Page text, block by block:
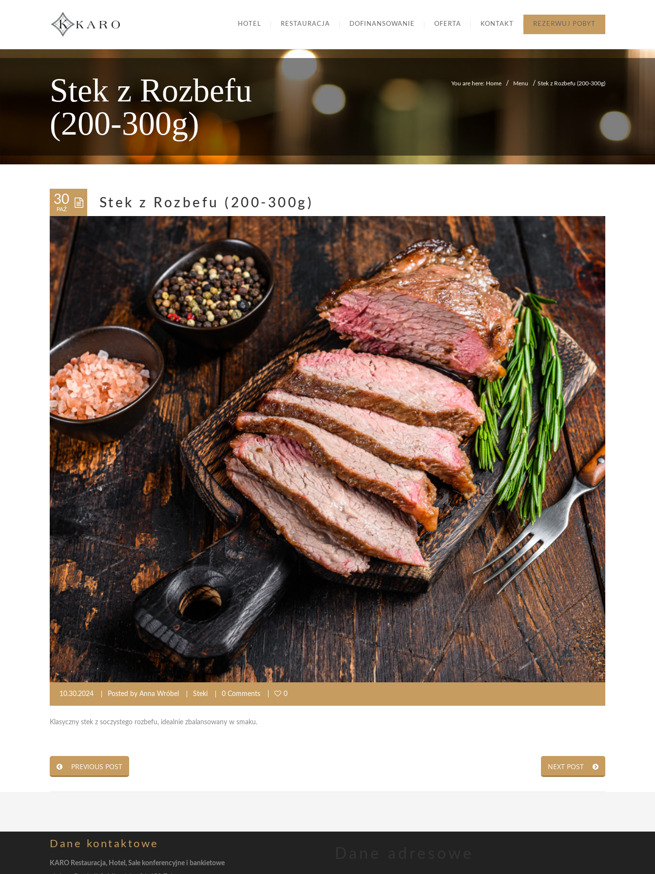
HOTEL RESTAURACJA DOFINANSOWANIE OFERTA KONTAKT REZERWUJ POBYT
Stek z Rozbefu
(200-300g)
You are here: Home / Menu / Stek z Rozbefu (200-300g)
30
PAŹ Stek z Rozbefu (200-300g)
10.30.2024 Posted by Anna Wróbel Steki 0 Comments 0
Klasyczny stek z soczystego rozbefu, idealnie zbalansowany w smaku.
PREVIOUS POST NEXT POST
Dane kontaktowe
KARO Restauracja, Hotel, Sale konferencyjne i bankietowe